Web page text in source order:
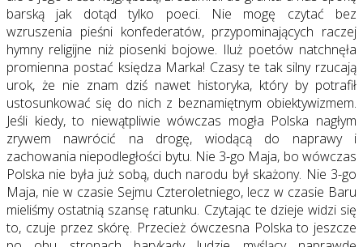
barską jak dotąd tylko poeci. Nie mogę czytać bez
wzruszenia pieśni konfederatów, przypominających raczej
hymny religijne niż piosenki bojowe. Iluż poetów natchnęła
promienna postać księdza Marka! Czasy te tak silny rzucają
urok, że nie znam dziś nawet historyka, który by potrafił
ustosunkować się do nich z beznamiętnym obiektywizmem.
Jeśli kiedy, to niewątpliwie wówczas mogła Polska nagłym
zrywem nawrócić na drogę, wiodącą do naprawy i
zachowania niepodległości bytu. Nie 3-go Maja, bo wówczas
Polska nie była już sobą, duch narodu był skażony. Nie 3-go
Maja, nie w czasie Sejmu Czteroletniego, lecz w czasie Baru
mieliśmy ostatnią szansę ratunku. Czytając te dzieje widzi się
to, czuje przez skórę. Przecież ówczesna Polska to jeszcze